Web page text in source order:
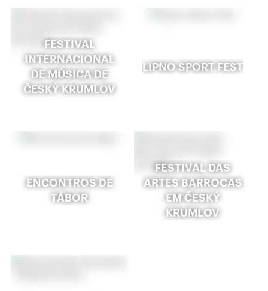
FESTIVAL
INTERNACIONAL
DE MÚSICA DE
ČESKÝ KRUMLOV
LIPNO SPORT FEST
ENCONTROS DE
TÁBOR
FESTIVAL DAS
ARTES BARROCAS
EM ČESKÝ
KRUMLOV